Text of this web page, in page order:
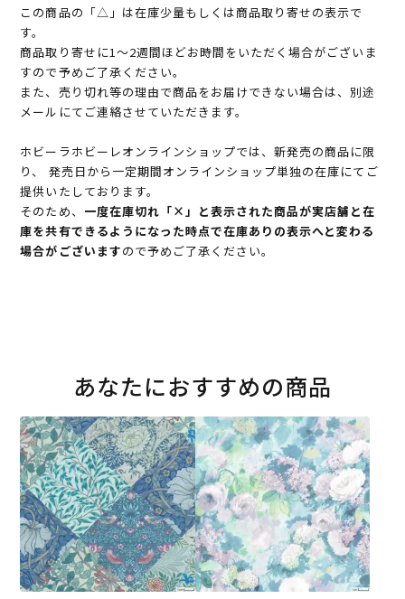
この商品の「△」は在庫少量もしくは商品取り寄せの表示で
す。
商品取り寄せに1～2週間ほどお時間をいただく場合がございま
すので予めご了承ください。
また、売り切れ等の理由で商品をお届けできない場合は、別途
メールにてご連絡させていただきます。
ホビーラホビーレオンラインショップでは、新発売の商品に限
り、 発売日から一定期間オンラインショップ単独の在庫にてご
提供いたしております。
そのため、 一度在庫切れ「×」と表示された商品が実店舗と在
庫を共有できるようになった時点で在庫ありの表示へと変わる
場合がございますので予めご了承ください。
あなたにおすすめの商品